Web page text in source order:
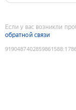
Если у вас возникли
обратной связи
9190487402859861588: